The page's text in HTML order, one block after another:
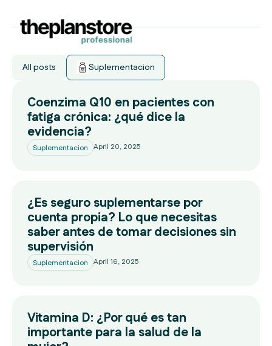
All posts Suplementacion
Coenzima Q10 en pacientes con
fatiga crónica: ¿qué dice la
evidencia?
Suplementacion April 20, 2025
¿Es seguro suplementarse por
cuenta propia? Lo que necesitas
saber antes de tomar decisiones sin
supervisión
Suplementacion April 16, 2025
Vitamina D: ¿Por qué es tan
importante para la salud de la